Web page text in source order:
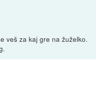
veš za kaj gre na žuželko.